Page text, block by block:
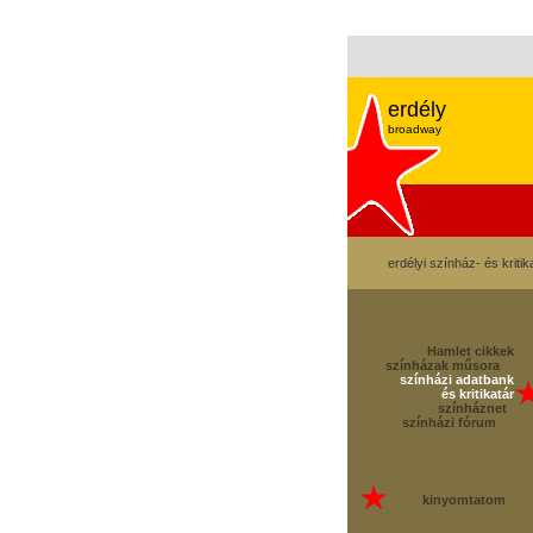
erdély
broadway
erdélyi színház- és
Hamlet cikkek
színházak műsora
színházi adatbank
és kritikatár
színháznet
színházi fórum
kinyomtatom